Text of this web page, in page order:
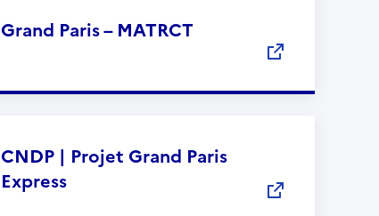
Grand Paris – MATRCT
CNDP | Projet Grand Paris
Express